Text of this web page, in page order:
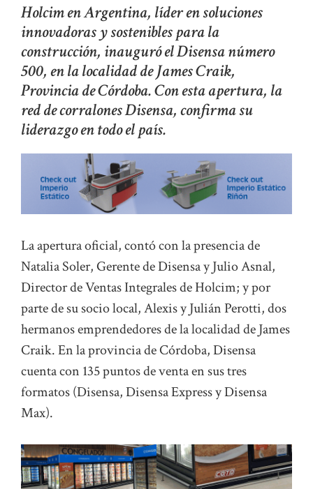
Holcim en Argentina, líder en soluciones
innovadoras y sostenibles para la
construcción, inauguró el Disensa número
500, en la localidad de James Craik,
Provincia de Córdoba. Con esta apertura, la
red de corralones Disensa, confirma su
liderazgo en todo el país.
La apertura oficial, contó con la presencia de
Natalia Soler, Gerente de Disensa y Julio Asnal,
Director de Ventas Integrales de Holcim; y por
parte de su socio local, Alexis y Julián Perotti, dos
hermanos emprendedores de la localidad de James
Craik. En la provincia de Córdoba, Disensa
cuenta con 135 puntos de venta en sus tres
formatos (Disensa, Disensa Express y Disensa
Max).